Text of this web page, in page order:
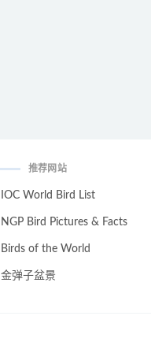
推荐网站
IOC World Bird List
NGP Bird Pictures & Facts
Birds of the World
金弹子盆景